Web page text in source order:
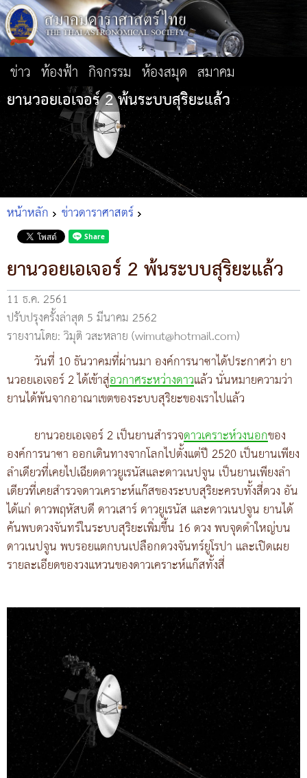
ข่าว ท้องฟ้า กิจกรรม ห้องสมุด สมาคม
ยานวอยเอเจอร์ 2 พ้นระบบสุริยะแล้ว
หน้าหลัก ข่าวดาราศาสตร์
ยานวอยเอเจอร์ 2 พ้นระบบสุริยะแล้ว
11 ธ.ค. 2561
ปรับปรุงครั้งล่าสุด 5 มีนาคม 2562
รายงานโดย: วิมุติ วสะหลาย (wimut@hotmail.com)
วันที่ 10 ธันวาคมที่ผ่านมา องค์การนาซาได้ประกาศว่า ยา
นวอยเอเจอร์ 2 ได้เข้าสู่อวกาศระหว่างดาวแล้ว นั่นหมายความว่า
ยานได้พ้นจากอาณาเขตของระบบสุริยะของเราไปแล้ว
ยานวอยเอเจอร์ 2 เป็นยานสำรวจดาวเคราะห์วงนอกของ
องค์การนาซา ออกเดินทางจากโลกไปตั้งแต่ปี 2520 เป็นยานเพียง
ลำเดียวที่เคยไปเฉียดดาวยูเรนัสและดาวเนปจูน เป็นยานเพียงลำ
เดียวที่เคยสำรวจดาวเคราะห์แก๊สของระบบสุริยะครบทั้งสี่ดวง อัน
ได้แก่ ดาวพฤหัสบดี ดาวเสาร์ ดาวยูเรนัส และดาวเนปจูน ยานได้
ค้นพบดวงจันทร์ในระบบสุริยะเพิ่มขึ้น 16 ดวง พบจุดดำใหญ่บน
ดาวเนปจูน พบรอยแตกบนเปลือกดวงจันทร์ยูโรปา และเปิดเผย
รายละเอียดของวงแหวนของดาวเคราะห์แก๊สทั้งสี่